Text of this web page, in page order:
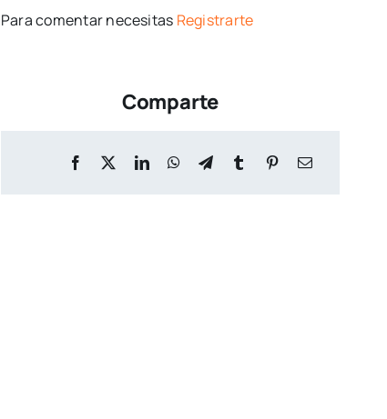
Para comentar necesitas Registrarte
Comparte